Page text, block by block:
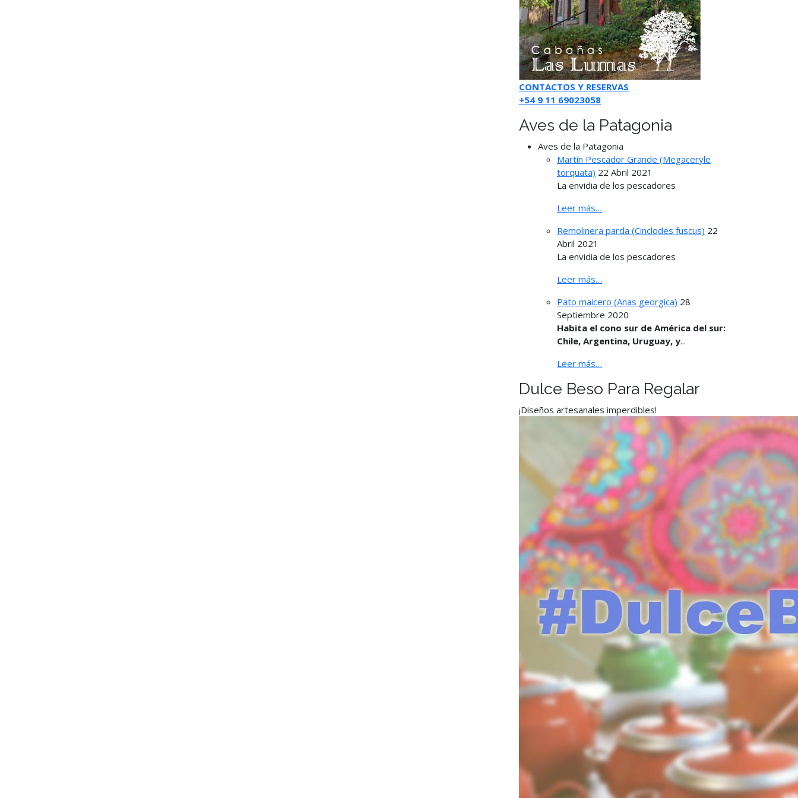
CONTACTOS Y RESERVAS
+54 9 11 69023058
Aves de la Patagonia
Aves de la Patagonia
Martín Pescador Grande (Megaceryle
torquata) 22 Abril 2021
La envidia de los pescadores
Leer más…
Remolinera parda (Cinclodes fuscus) 22
Abril 2021
La envidia de los pescadores
Leer más…
Pato maicero (Anas georgica) 28
Septiembre 2020
Habita el cono sur de América del sur:
Chile, Argentina, Uruguay, y...
Leer más…
Dulce Beso Para Regalar
¡Diseños artesanales imperdibles!